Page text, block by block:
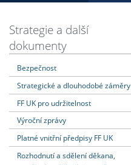
Dozvědět se více
Podat přihlášku
Dozvědět se více
Dozvědět se více
Dozvědět se více
Strategie a další
dokumenty
Bezpečnost
Strategické a dlouhodobé záměry
FF UK pro udržitelnost
Výroční zprávy
Platné vnitřní předpisy FF UK
Rozhodnutí a sdělení děkana,